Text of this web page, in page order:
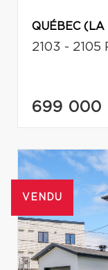
QUÉBEC
2103 -
699 000
VENDU